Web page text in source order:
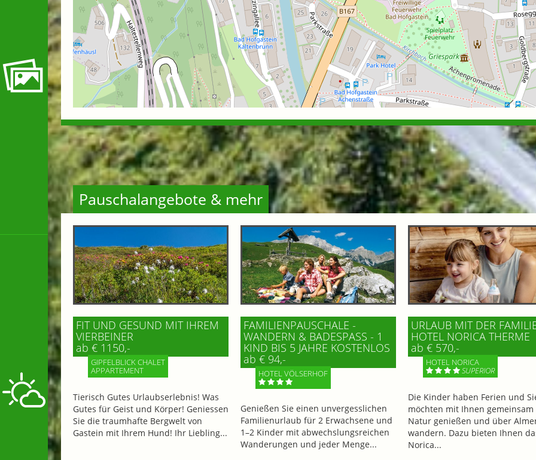
Pauschalangebote & mehr
FIT UND GESUND MIT IHREM
VIERBEINER
ab € 1150,-
GIPFELBLICK CHALET
APPARTEMENT
Tierisch Gutes Urlaubserlebnis! Was
Gutes für Geist und Körper! Geniessen
Sie die traumhafte Bergwelt von
Gastein mit Ihrem Hund! Ihr Liebling...
FAMILIENPAUSCHALE -
WANDERN & BADESPASS - 1 K
IND BIS 5 JAHRE KOSTENLOS
ab € 94,-
HOTEL VÖLSERHOF
Genießen Sie einen unvergesslichen
Familienurlaub für 2 Erwachsene und
1–2 Kinder mit abwechslungsreichen
Wanderungen und jeder Menge...
URLAUB MIT DER
HOTEL NORICA THERME
ab € 570,-
HOTEL NORICA
SUPERIOR
Die Kinder haben Ferien und
möchten mit Ihnen gemeinsam
Natur genießen und über
wandern. Dazu bieten Ihnen
Norica...